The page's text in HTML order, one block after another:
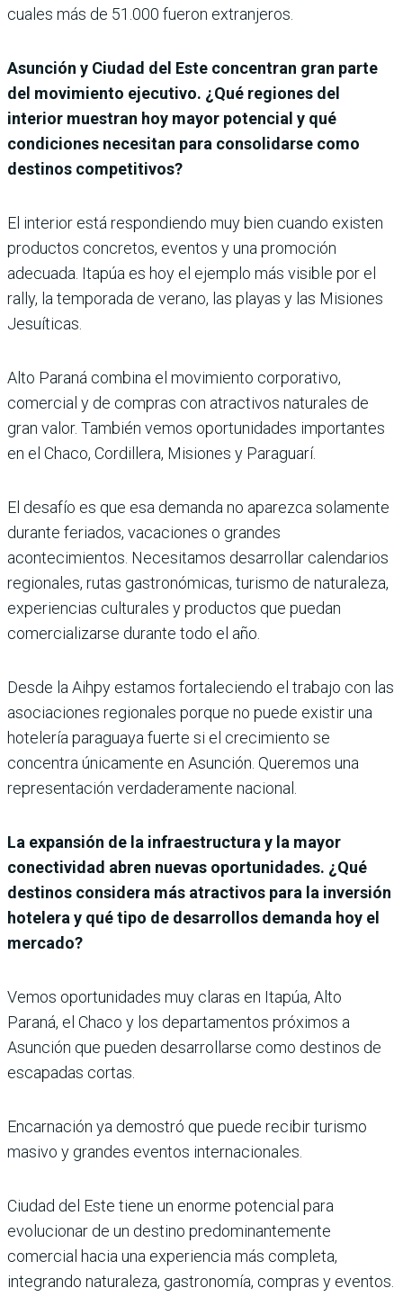
cuales más de 51.000 fueron extranjeros.
Asunción y Ciudad del Este concentran gran parte
del movimiento ejecutivo. ¿Qué regiones del
interior muestran hoy mayor potencial y qué
condiciones necesitan para consolidarse como
destinos competitivos?
El interior está respondiendo muy bien cuando existen
productos concretos, eventos y una promoción
adecuada. Itapúa es hoy el ejemplo más visible por el
rally, la temporada de verano, las playas y las Misiones
Jesuíticas.
Alto Paraná combina el movimiento corporativo,
comercial y de compras con atractivos naturales de
gran valor. También vemos oportunidades importantes
en el Chaco, Cordillera, Misiones y Paraguarí.
El desafío es que esa demanda no aparezca solamente
durante feriados, vacaciones o grandes
acontecimientos. Necesitamos desarrollar calendarios
regionales, rutas gastronómicas, turismo de naturaleza,
experiencias culturales y productos que puedan
comercializarse durante todo el año.
Desde la Aihpy estamos fortaleciendo el trabajo con las
asociaciones regionales porque no puede existir una
hotelería paraguaya fuerte si el crecimiento se
concentra únicamente en Asunción. Queremos una
representación verdaderamente nacional.
La expansión de la infraestructura y la mayor
conectividad abren nuevas oportunidades. ¿Qué
destinos considera más atractivos para la inversión
hotelera y qué tipo de desarrollos demanda hoy el
mercado?
Vemos oportunidades muy claras en Itapúa, Alto
Paraná, el Chaco y los departamentos próximos a
Asunción que pueden desarrollarse como destinos de
escapadas cortas.
Encarnación ya demostró que puede recibir turismo
masivo y grandes eventos internacionales.
Ciudad del Este tiene un enorme potencial para
evolucionar de un destino predominantemente
comercial hacia una experiencia más completa,
integrando naturaleza, gastronomía, compras y eventos.